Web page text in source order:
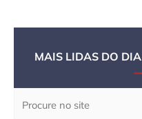
MAIS LIDAS DO DIA